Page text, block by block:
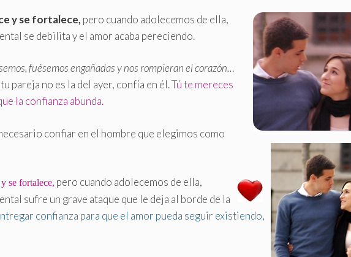
y se fortalece, pero cuando adolecemos de ella,
se debilita y el amor acaba pereciendo.
fuésemos engañadas y nos rompieran el corazón…
pareja no es la del ayer, confía en él.Tú te mereces
la confianza abunda.
confiar en el hombre que elegimos como
se fortalece, pero cuando adolecemos de ella,
sufre un grave ataque que le deja al borde de la
confianza para que el amor pueda seguir existiendo,